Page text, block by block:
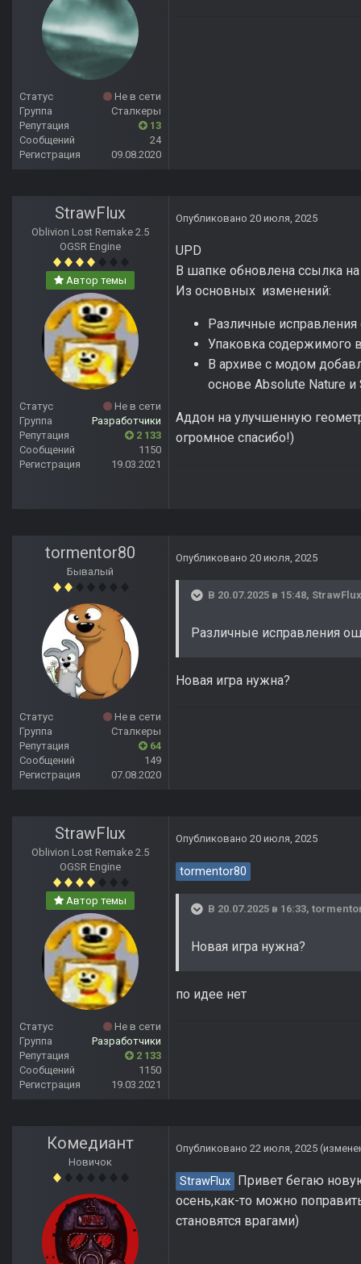
Статус
Не в сети
Группа
Сталкеры
Репутация
13
Сообщений
24
Регистрация
09.08.2020
StrawFlux
Oblivion Lost Remake 2.5
OGSR Engine
Автор темы
Статус
Не в сети
Группа
Разработчики
Репутация
2 133
Сообщений
1150
Регистрация
19.03.2021
Опубликовано 20 июля, 2025
UPD
В шапке обновлена ссылка
Из основных изменений:
Различные
Упаковка содержимого
В архиве с модом
основе Absolute Nature и
Аддон на улучшенную
огромное спасибо!)
tormentor80
Бывалый
Статус
Не в сети
Группа
Сталкеры
Репутация
64
Сообщений
149
Регистрация
07.08.2020
Опубликовано 20 июля, 2025
В 20.07.2025 в 15:48, StrawFlux
Различные исправления
Новая игра нужна?
StrawFlux
Oblivion Lost Remake 2.5
OGSR Engine
Автор темы
Статус
Не в сети
Группа
Разработчики
Репутация
2 133
Сообщений
1150
Регистрация
19.03.2021
Опубликовано 20 июля, 2025
tormentor80
В 20.07.2025 в 16:33,
Новая игра нужна?
по идее нет
Комедиант
Новичок
Опубликовано 22 июля, 2025
StrawFlux
Привет бегаю
осень,как-то можно
становятся врагами)